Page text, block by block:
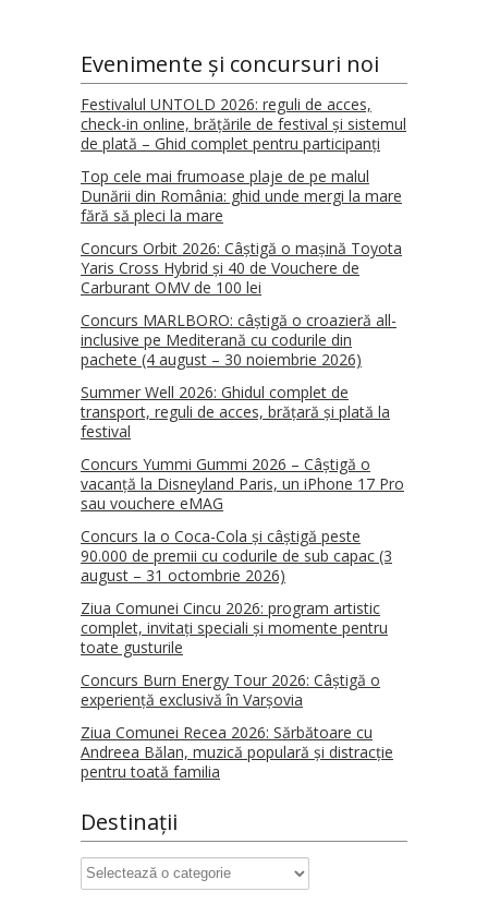
Evenimente și concursuri noi
Festivalul UNTOLD 2026: reguli de acces,
check-in online, brățările de festival și sistemul
de plată – Ghid complet pentru participanți
Top cele mai frumoase plaje de pe malul
Dunării din România: ghid unde mergi la mare
fără să pleci la mare
Concurs Orbit 2026: Câștigă o mașină Toyota
Yaris Cross Hybrid și 40 de Vouchere de
Carburant OMV de 100 lei
Concurs MARLBORO: câștigă o croazieră all-
inclusive pe Mediterană cu codurile din
pachete (4 august – 30 noiembrie 2026)
Summer Well 2026: Ghidul complet de
transport, reguli de acces, brățară și plată la
festival
Concurs Yummi Gummi 2026 – Câștigă o
vacanță la Disneyland Paris, un iPhone 17 Pro
sau vouchere eMAG
Concurs Ia o Coca-Cola și câștigă peste
90.000 de premii cu codurile de sub capac (3
august – 31 octombrie 2026)
Ziua Comunei Cincu 2026: program artistic
complet, invitați speciali și momente pentru
toate gusturile
Concurs Burn Energy Tour 2026: Câștigă o
experiență exclusivă în Varșovia
Ziua Comunei Recea 2026: Sărbătoare cu
Andreea Bălan, muzică populară și distracție
pentru toată familia
Destinații
Destinații